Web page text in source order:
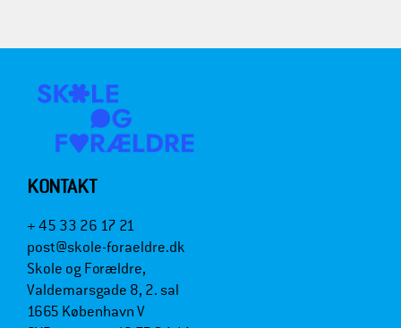
KONTAKT
+ 45 33 26 17 21
post@skole-foraeldre.dk
Skole og Forældre,
Valdemarsgade 8, 2. sal
1665 København V